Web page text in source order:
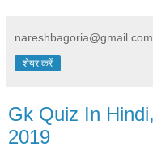
nareshbagoria@gmail.com
शेयर करें
Gk Quiz In
2019